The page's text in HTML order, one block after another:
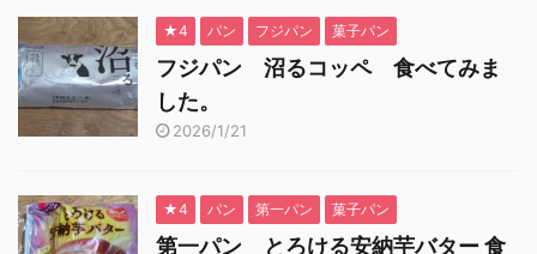
★4 パン フジパン 菓子パン
フジパン 沼るコッペ 食べてみま
した。
2026/1/21
★4 パン 第一パン 菓子パン
第一パン とろける安納芋バター 食